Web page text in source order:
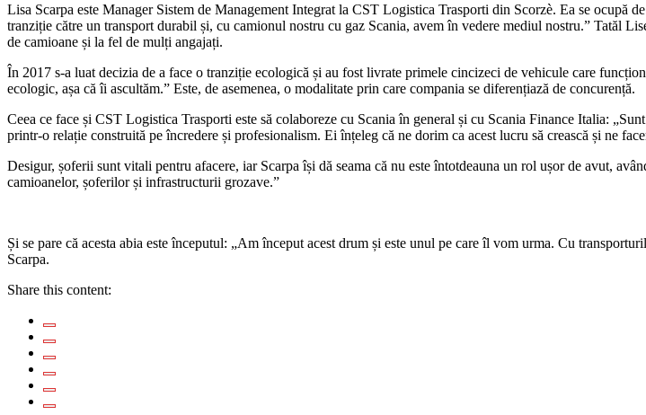
Lisa Scarpa este Manager Sistem de Management Integrat la CST Logistica Trasporti din Scorzè. Ea se ocupă
tranziție către un transport durabil și, cu camionul nostru cu gaz Scania, avem în vedere mediul nostru.” Tatăl
de camioane și la fel de mulți angajați.
În 2017 s-a luat decizia de a face o tranziție ecologică și au fost livrate primele cincizeci de vehicule care
ecologic, așa că îi ascultăm.” Este, de asemenea, o modalitate prin care compania se diferențiază de concurență.
Ceea ce face și CST Logistica Trasporti este să colaboreze cu Scania în general și cu Scania Finance Italia:
printr-o relație construită pe încredere și profesionalism. Ei înțeleg că ne dorim ca acest lucru să crească și ne
Desigur, șoferii sunt vitali pentru afacere, iar Scarpa își dă seama că nu este întotdeauna un rol ușor de avut,
camioanelor, șoferilor și infrastructurii grozave.”
Și se pare că acesta abia este începutul: „Am început acest drum și este unul pe care îl vom urma. Cu
Scarpa.
Share this content: